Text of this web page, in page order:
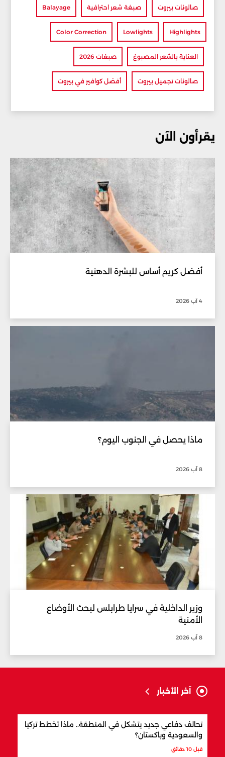
صالونات بيروت صبغة شعر احترافية Balayage
Highlights
Lowlights
Color Correction
العناية بالشعر المصبوغ صبغات 2026
صالونات تجميل بيروت أفضل كوافير في بيروت
يقرأون الآن
أفضل كريم أساس للبشرة الدهنية
4 آب 2026
ماذا يحصل في الجنوب اليوم؟
8 آب 2026
وزير الداخلية في سرايا طرابلس لبحث الأوضاع
الأمنية
8 آب 2026
آخر الأخبار
تحالف دفاعي جديد يتشكل في المنطقة.. ماذا تخطط تركيا
والسعودية وباكستان؟
قبل 10 دقائق